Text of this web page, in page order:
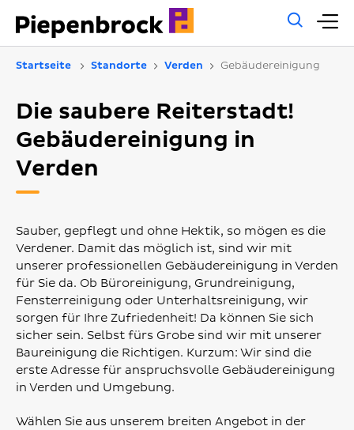
Startseite Standorte Verden Gebäudereinigung
Die saubere Reiterstadt!
Gebäudereinigung in
Verden
Sauber, gepflegt und ohne Hektik, so mögen es die
Verdener. Damit das möglich ist, sind wir mit
unserer professionellen Gebäudereinigung in Verden
für Sie da. Ob Büroreinigung, Grundreinigung,
Fensterreinigung oder Unterhaltsreinigung, wir
sorgen für Ihre Zufriedenheit! Da können Sie sich
sicher sein. Selbst fürs Grobe sind wir mit unserer
Baureinigung die Richtigen. Kurzum: Wir sind die
erste Adresse für anspruchsvolle Gebäudereinigung
in Verden und Umgebung.
Wählen Sie aus unserem breiten Angebot in der